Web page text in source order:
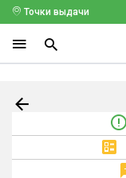
Точки выдачи